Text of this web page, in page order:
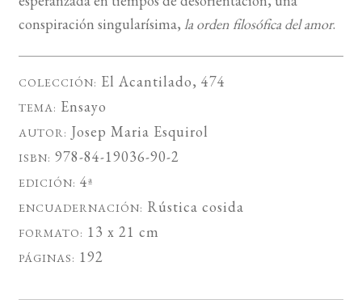
conspiración singularísima, la orden filosófica del amor.
COLECCIÓN: El Acantilado, 474
TEMA: Ensayo
AUTOR: Josep Maria Esquirol
ISBN: 978-84-19036-90-2
EDICIÓN: 4ª
ENCUADERNACIÓN: Rústica cosida
FORMATO: 13 x 21 cm
PÁGINAS: 192